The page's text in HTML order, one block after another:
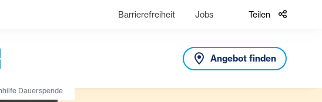
Barrierefreiheit Jobs Teilen
Angebot finden
Dauerspende